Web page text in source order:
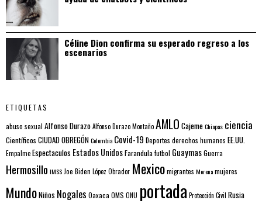
Céline Dion confirma su esperado regreso a los
escenarios
ETIQUETAS
abuso sexual Alfonso DurazoAlfonso Durazo MontañoAMLO CajemeChiapas ciencia
Científicos CIUDAD OBREGÓNColombia Covid-19 Deportes derechos humanos EE.UU.
EmpalmeEspectaculos Estados UnidosFarandulafutbol GuaymasGuerra
Hermosillo IMSS Joe Biden López Obrador Mexicomigrantes Morenamujeres
MundoNiños Nogales Oaxaca OMS ONU portada Protección Civil Rusia